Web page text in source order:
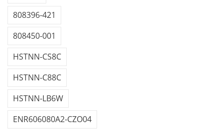
808396-421
808450-001
HSTNN-CS8C
HSTNN-C88C
HSTNN-LB6W
ENR606080A2-CZO04